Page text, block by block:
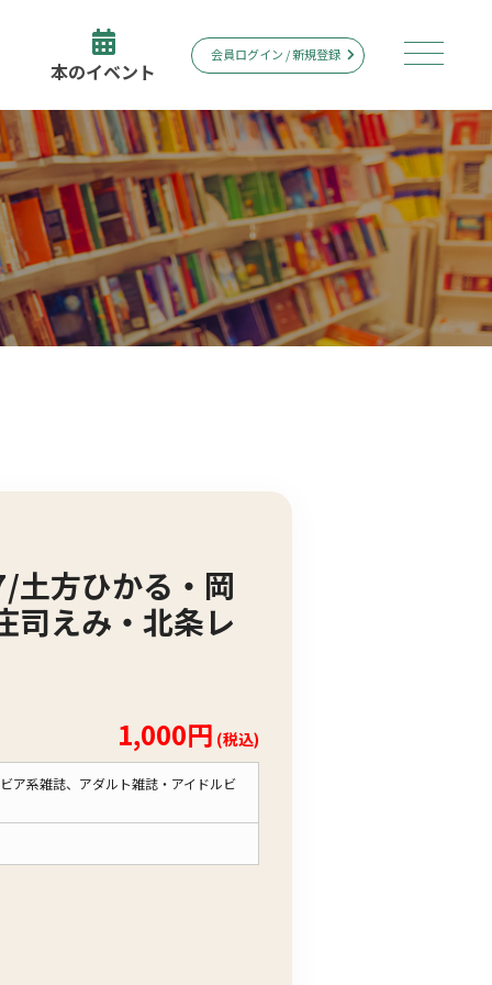
本のイベント
会員ログイン / 新規登録
方ひかる・岡
司えみ・北条レ
1,000円 (税込)
ア系雑誌、アダルト雑誌・アイドルビ